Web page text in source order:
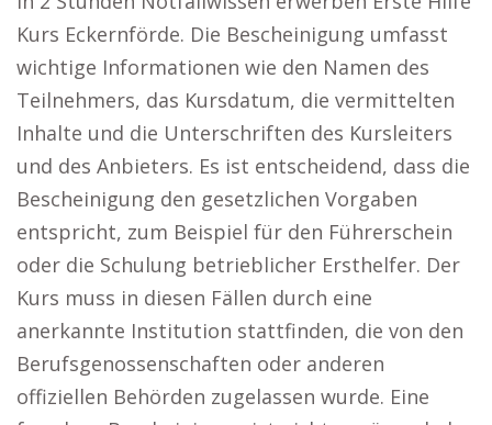
Kurs Eckernförde. Die Bescheinigung umfasst
wichtige Informationen wie den Namen des
Teilnehmers, das Kursdatum, die vermittelten
Inhalte und die Unterschriften des Kursleiters
und des Anbieters. Es ist entscheidend, dass die
Bescheinigung den gesetzlichen Vorgaben
entspricht, zum Beispiel für den Führerschein
oder die Schulung betrieblicher Ersthelfer. Der
Kurs muss in diesen Fällen durch eine
anerkannte Institution stattfinden, die von den
Berufsgenossenschaften oder anderen
offiziellen Behörden zugelassen wurde. Eine